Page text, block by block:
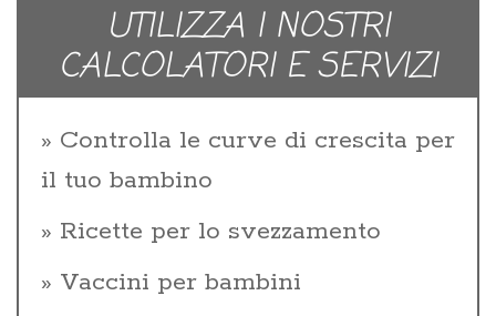
UTILIZZA I NOSTRI
CALCOLATORI E SERVIZI
Controlla le curve di crescita per
il tuo bambino
Ricette per lo svezzamento
Vaccini per bambini